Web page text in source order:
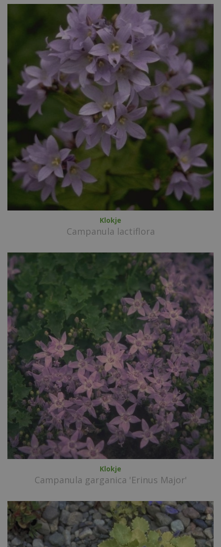
Klokje
Campanula lactiflora
Klokje
Campanula garganica 'Erinus Major'